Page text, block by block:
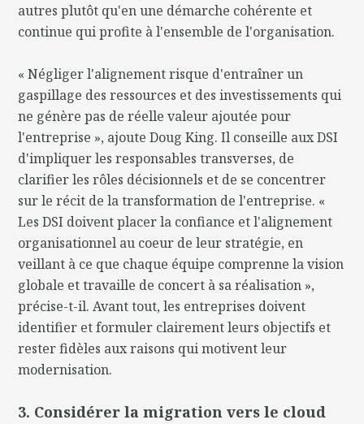
autres plutôt qu'en une démarche cohérente et
continue qui profite à l'ensemble de l'organisation.
« Négliger l'alignement risque d'entraîner un
gaspillage des ressources et des investissements qui
ne génère pas de réelle valeur ajoutée pour
l'entreprise », ajoute Doug King. Il conseille aux DSI
d'impliquer les responsables transverses, de
clarifier les rôles décisionnels et de se concentrer
sur le récit de la transformation de l'entreprise. «
Les DSI doivent placer la confiance et l'alignement
organisationnel au coeur de leur stratégie, en
veillant à ce que chaque équipe comprenne la vision
globale et travaille de concert à sa réalisation »,
précise-t-il. Avant tout, les entreprises doivent
identifier et formuler clairement leurs objectifs et
rester fidèles aux raisons qui motivent leur
modernisation.
3. Considérer la migration vers le cloud